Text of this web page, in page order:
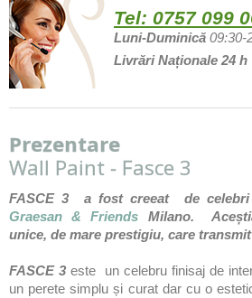
Tel: 0757 099
Luni-Duminică 09:30-
Livrări Naționale 24 h
Prezentare
Wall Paint - Fasce 3
FASCE 3 a fost creeat de celebri
Graesan & Friends Milano.
unice, de mare prestigiu, care
FASCE 3 este un celebru finisaj de
un perete simplu și curat dar cu o